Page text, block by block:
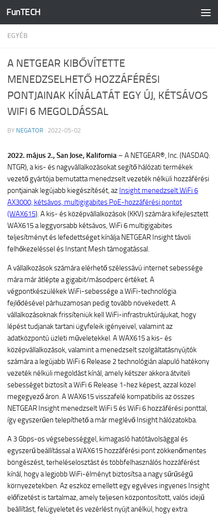
Skip to content
FunTECH
EGYÉB
A NETGEAR KIBŐVÍTETTE
MENEDZSELHETŐ HOZZÁFÉRÉSI
PONTJAINAK KÍNÁLATÁT EGY ÚJ, KÉTSÁVOS
WIFI 6 MEGOLDÁSSAL
BY NEGATOR · 2022-05-02
2022. május 2., San Jose, Kalifornia – A NETGEAR®, Inc. (NASDAQ:
NTGR), a kis- és nagyvállalkozásokat segítő hálózati termékek
vezető gyártója bemutatta menedzselt vezeték nélküli hozzáférési
pontjainak legújabb kiegészítését, az Insight menedzselt WiFi 6
AX3000, kétsávos, multigigabites PoE-hozzáférési pontot
(WAX615). A kis- és középvállalkozások (KKV) számára kifejlesztett
WAX615 a leggyorsabb kétsávos, WiFi 6 multigigabites
teljesítményt és lefedettséget kínálja NETGEAR Insight távoli
felhőkezeléssel és Instant Mesh támogatással.
A vállalkozások számára elérhető szélessávú internet sebessége
mára már átlépte a gigabit/másodperc értéket. A
végpontkészülékek WiFi-sebessége a WiFi-technológia
fejlődésével párhuzamosan pedig tovább növekedett. A
vállalkozásoknak frissíteniük kell WiFi-infrastruktúrájukat, hogy
lépést tudjanak tartani ügyfeleik igényeivel, valamint az
adatközpontú üzleti műveletekkel. A WAX615 a kis- és
középvállalkozások, valamint a menedzselt szolgáltatásnyújtók
számára a legújabb WiFi 6 Release 2 technológián alapuló hatékony
vezeték nélküli megoldást kínál, amely kétszer akkora átviteli
sebességet biztosít a WiFi 6 Release 1-hez képest, azzal közel
megegyező áron. A WAX615 visszafelé kompatibilis az összes
NETGEAR Insight menedzselt WiFi 5 és WiFi 6 hozzáférési ponttal,
így egyszerűen telepíthető a már meglévő Insight hálózatokba.
A 3 Gbps-os végsebességgel, kimagasló hatótávolsággal és
egyszerű beállítással a WAX615 hozzáférési pont zökkenőmentes
böngészést, terheléselosztást és többfelhasználós hozzáférést
kínál, hogy a legjobb WiFi-élményt biztosítsa a nagy sűrűségű
környezetekben. Az eszköz emellett egy egyéves ingyenes Insight
előfizetést is tartalmaz, amely teljesen központosított, valós idejű
beállítást, felügyeletet és vezérlést nyújt anélkül, hogy extra